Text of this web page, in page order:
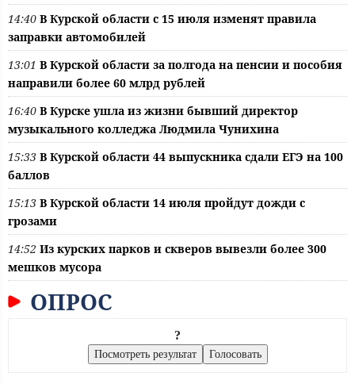
14:40 В Курской области с 15 июля изменят правила
заправки автомобилей
13:01 В Курской области за полгода на пенсии и пособия
направили более 60 млрд рублей
16:40 В Курске ушла из жизни бывший директор
музыкального колледжа Людмила Чунихина
15:33 В Курской области 44 выпускника сдали ЕГЭ на 100
баллов
15:13 В Курской области 14 июля пройдут дожди с
грозами
14:52 Из курских парков и скверов вывезли более 300
мешков мусора
ОПРОС
?